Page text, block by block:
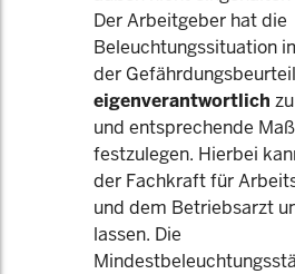
Der Arbeitgeber hat die
Beleuchtungssituation
der
eigenverantwortlich
und entsprechende
festzulegen. Hierbei
der Fachkraft für
und dem Betriebsarzt
lassen. Die